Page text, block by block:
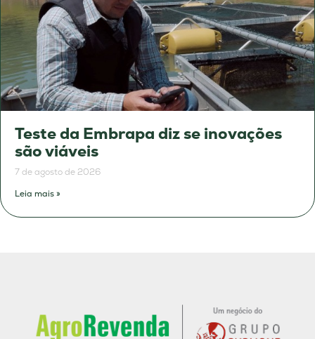
Teste da Embrapa diz se inovações
são viáveis
7 de agosto de 2026
Leia mais »